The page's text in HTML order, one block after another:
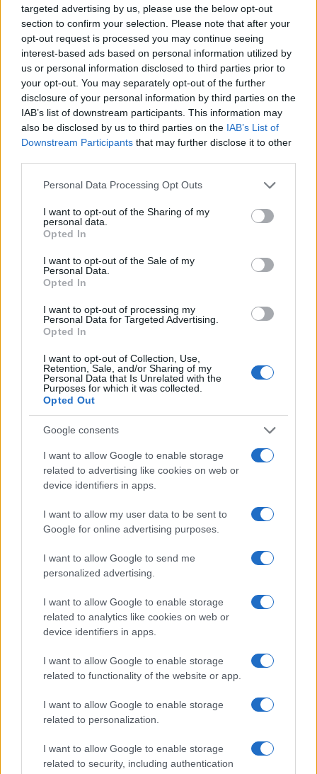
targeted advertising by us, please use the below opt-out
section to confirm your selection. Please note that after your
opt-out request is processed you may continue seeing
interest-based ads based on personal information utilized by
us or personal information disclosed to third parties prior to
your opt-out. You may separately opt-out of the further
disclosure of your personal information by third parties on the
IAB’s list of downstream participants. This information may
also be disclosed by us to third parties on the IAB’s List of
Downstream Participants that may further disclose it to other
Please note that this website/app uses one or more Google
not limited to your visit or usage behaviour. You may click to
grant or deny consent to Google and its third-party tags to
use your data for below specified purposes in below Google
consent section.
Personal Data Processing Opt Outs
I want to opt-out of the Sharing of my
personal data.
Opted In
I want to opt-out of the Sale of my
Personal Data.
Opted In
I want to opt-out of processing my
Personal Data for Targeted Advertising.
Opted In
I want to opt-out of Collection, Use,
Retention, Sale, and/or Sharing of my
Personal Data that Is Unrelated with the
Purposes for which it was collected.
Opted Out
Google consents
I want to allow Google to enable storage
related to advertising like cookies on web or
device identifiers in apps.
I want to allow my user data to be sent to
Google for online advertising purposes.
I want to allow Google to send me
personalized advertising.
I want to allow Google to enable storage
related to analytics like cookies on web or
device identifiers in apps.
I want to allow Google to enable storage
related to functionality of the website or app.
I want to allow Google to enable storage
related to personalization.
I want to allow Google to enable storage
related to security, including authentication
Continua a leggere
Come abbinare i pantaloni Capri con le kitten heels:
consigli e ispirazioni
LIFESTYLE
Scopri Vulcano, l’isola delle Eolie con spiagge nere e
Cristian Castiglioni · 6 Ago 2026
LIFESTYLE